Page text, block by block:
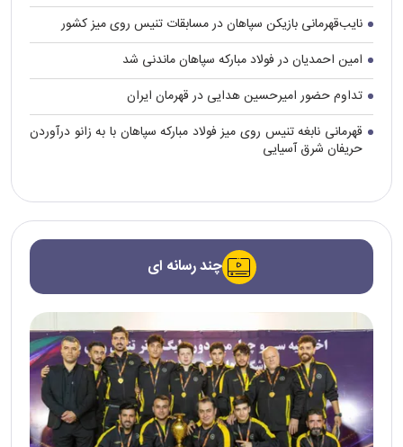
نایب‌قهرمانی بازیکن سپاهان در مسابقات تنیس روی میز کشور
امین احمدیان در فولاد مبارکه سپاهان ماندنی شد
تداوم حضور امیرحسین هدایی در قهرمان ایران
قهرمانی نابغه تنیس روی میز فولاد مبارکه سپاهان با به زانو درآوردن
حریفان شرق آسیایی
چند رسانه ای